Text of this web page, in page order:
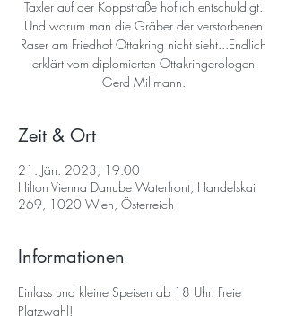
Taxler auf der Koppstraße höflich entschuldigt.
Und warum man die Gräber der verstorbenen
Raser am Friedhof Ottakring nicht sieht...Endlich
erklärt vom diplomierten Ottakringerologen
Gerd Millmann.
Zeit & Ort
21. Jän. 2023, 19:00
Hilton Vienna Danube Waterfront, Handelskai
269, 1020 Wien, Österreich
Informationen
Einlass und kleine Speisen ab 18 Uhr. Freie
Platzwahl!